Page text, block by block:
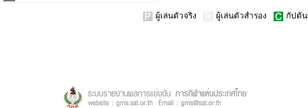
ผู้เล่นตัวจริง ผู้เล่นตัวสำรอง กัปตั